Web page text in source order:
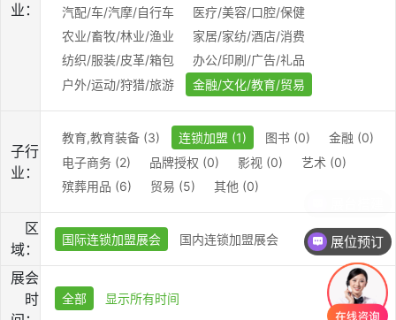
业：
汽配/车/汽摩/自行车
医疗/美容/口腔/保健
农业/畜牧/林业/渔业
家居/家纺/酒店/消费
纺织/服装/皮革/箱包
办公/印刷/广告/礼品
户外/运动/狩猎/旅游
金融/文化/教育/贸易
子行
业：
教育,教育装备 (3) 连锁加盟 (1) 图书 (0)
金融 (0)
电子商务 (2)
品牌授权 (0) 影视 (0)
艺术 (0)
殡葬用品 (6)
贸易 (5) 其他 (0)
区
域：
国际连锁加盟展会 国内连锁加盟展会
展会
时
全部 显示所有时间
展位预订